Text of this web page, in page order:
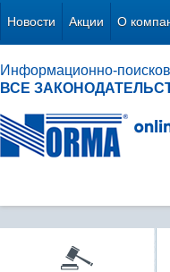
Новости Акции О
Информационно-
ВСЕ